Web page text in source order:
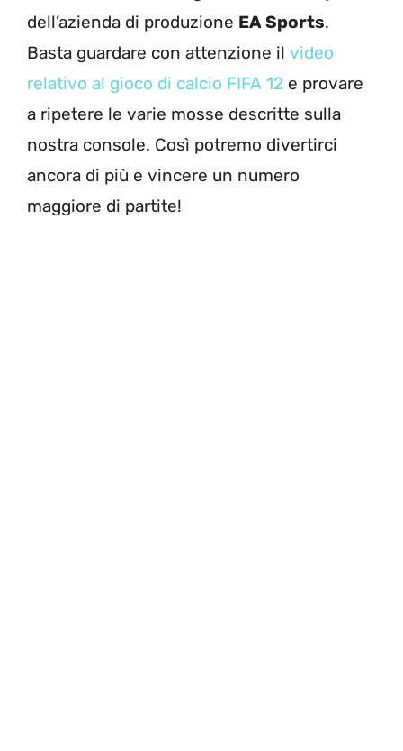
dell’azienda di produzione EA Sports.
Basta guardare con attenzione il video
relativo al gioco di calcio FIFA 12 e provare
a ripetere le varie mosse descritte sulla
nostra console. Così potremo divertirci
ancora di più e vincere un numero
maggiore di partite!